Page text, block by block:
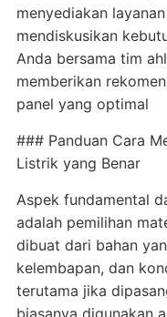
menyediakan
mendiskusikan
Anda bersama tim
memberikan
panel yang optimal
### Panduan Cara
Listrik yang Benar
Aspek fundamental
adalah pemilihan
dibuat dari bahan
kelembapan, dan
terutama jika
biasanya digunakan